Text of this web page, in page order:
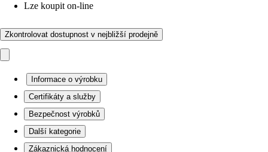
Lze koupit on-line
Zkontrolovat dostupnost v nejbližší prodejně
Informace o výrobku
Certifikáty a služby
Bezpečnost výrobků
Další kategorie
Zákaznická hodnocení